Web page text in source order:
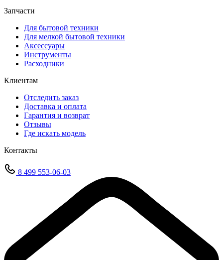
Запчасти
Для бытовой техники
Для мелкой бытовой техники
Аксессуары
Инструменты
Расходники
Клиентам
Отследить заказ
Доставка и оплата
Гарантия и возврат
Отзывы
Где искать модель
Контакты
8 499 553-06-03